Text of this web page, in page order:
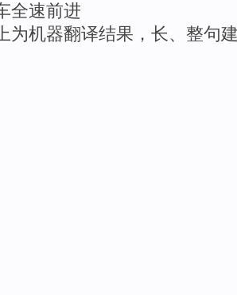
全速前进
为机器翻译结果，长、整句